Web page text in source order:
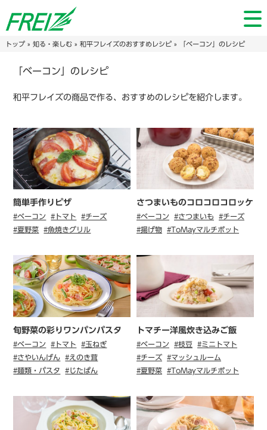
トップ» 知る・楽しむ» 和平フレイズのおすすめレシピ» 「ベーコン」のレシピ
「ベーコン」のレシピ
和平フレイズの商品で作る、おすすめのレシピを紹介します。
簡単手作りピザ
#ベーコン #トマト
#チーズ
#夏野菜
#魚焼きグリル
さつまいものコロコロコロッケ
#ベーコン #さつまいも
#チーズ
#揚げ物
#ToMayマルチポット
旬野菜の彩りワンパンパスタ
#ベーコン #トマト
#玉ねぎ
#さやいんげん
#えのき茸
#麺類・パスタ
#じたぱん
トマチー洋風炊き込みご飯
#ベーコン #枝豆
#ミニトマト
#チーズ
#マッシュルーム
#夏野菜
#ToMayマルチポット